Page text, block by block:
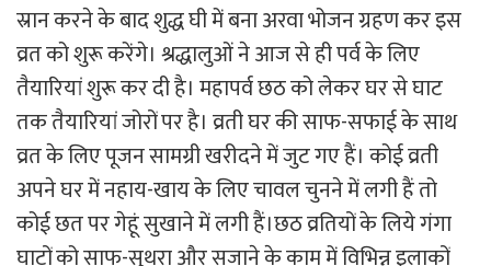
स्रान करने के बाद शुद्ध घी में बना अरवा भोजन ग्रहण कर इस
व्रत को शुरू करेंगे। श्रद्धालुओं ने आज से ही पर्व के लिए
तैयारियां शुरू कर दी है। महापर्व छठ को लेकर घर से घाट
तक तैयारियां जोरों पर है। व्रती घर की साफ-सफाई के साथ
व्रत के लिए पूजन सामग्री खरीदने में जुट गए हैं। कोई व्रती
अपने घर में नहाय-खाय के लिए चावल चुनने में लगी हैं तो
कोई छत पर गेहूं सुखाने में लगी हैं।छठ व्रतियों के लिये गंगा
घाटों को साफ-सुथरा और सजाने के काम में विभिन्न इलाकों